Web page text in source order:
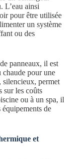
L’eau ainsi
pour être utilisée
un système
ou des
panneaux, il est
chaude pour une
silencieux, permet
sur les coûts
ou à un spa, il
de
et